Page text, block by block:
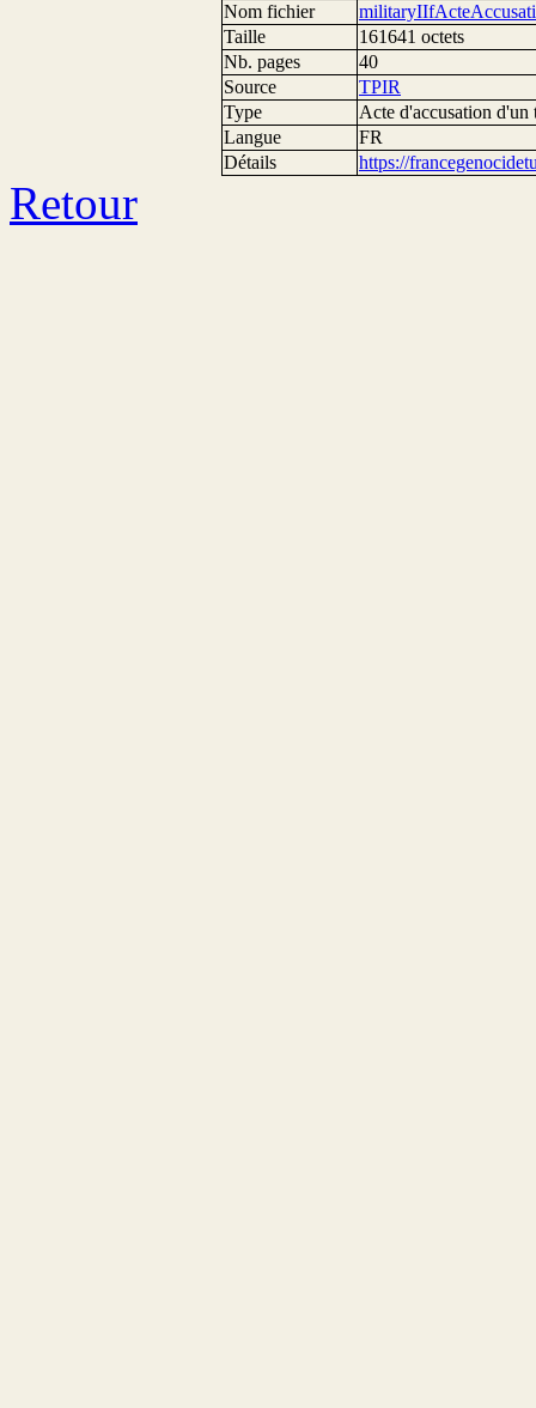
Nom fichier
Taille
161641 octets
Nb. pages
40
Source
TPIR
Type
Acte d'accusation d'un
Langue
FR
Détails
https://
Retour